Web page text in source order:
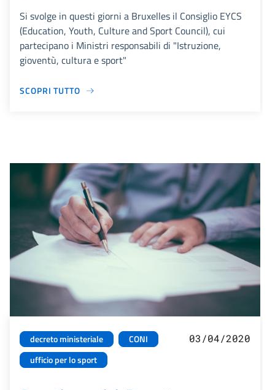
Si svolge in questi giorni a Bruxelles il Consiglio EYCS
(Education, Youth, Culture and Sport Council), cui
partecipano i Ministri responsabili di "Istruzione,
gioventù, cultura e sport"
SCOPRI TUTTO
decreto ministeriale
CONI
ufficio per lo sport
03/04/2020